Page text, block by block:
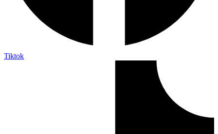
Tiktok